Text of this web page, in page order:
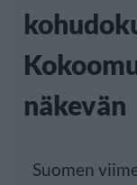
näkevän
Suomen